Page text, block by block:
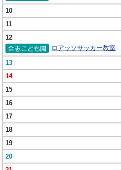
10
11
12
ロアッソサッカー教室
13
14
15
16
17
18
19
20